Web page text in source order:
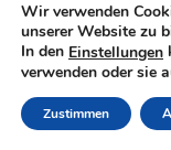
©2011-
Wir verwenden
unserer Website zu
In den Einstellungen
verwenden oder sie
Zustimmen